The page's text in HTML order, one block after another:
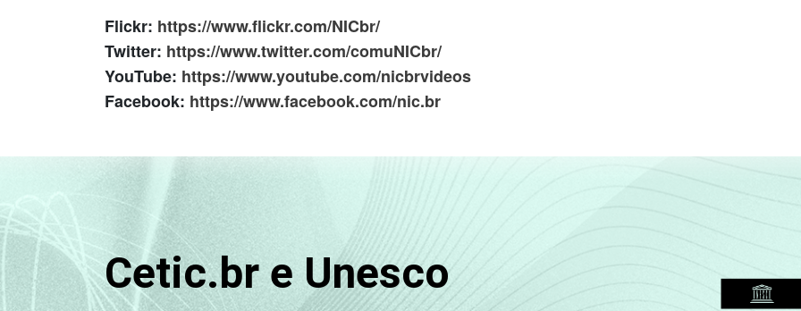
Flickr: https://www.flickr.com/NICbr/
Twitter: https://www.twitter.com/comuNICbr/
YouTube: https://www.youtube.com/nicbrvideos
Facebook: https://www.facebook.com/nic.br
Cetic.br e Unesco